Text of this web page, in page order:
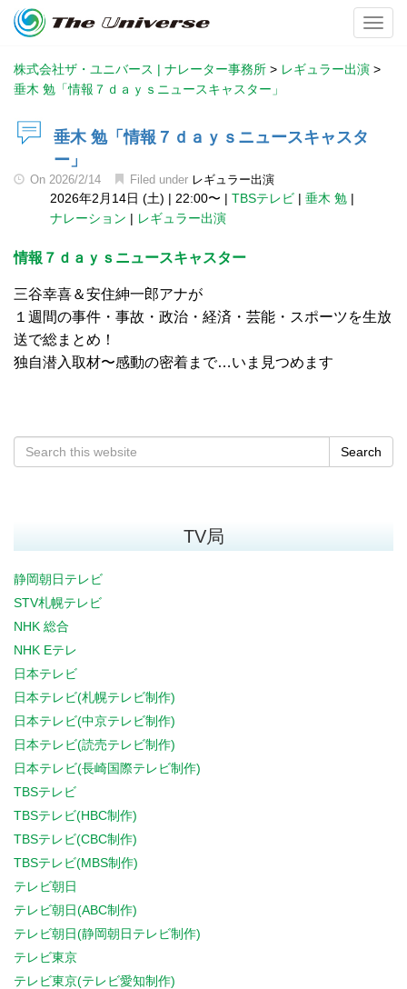
株式会社ザ・ユニバース | ナレーター事務所 > レギュラー出演 >
垂木 勉「情報７ｄａｙｓニュースキャスター」
垂木 勉「情報７ｄａｙｓニュースキャスタ
ー」
On 2026/2/14 Filed under レギュラー出演
2026年2月14日 (土) | 22:00〜 | TBSテレビ | 垂木 勉 |
ナレーション | レギュラー出演
情報７ｄａｙｓニュースキャスター
三谷幸喜＆安住紳一郎アナが
１週間の事件・事故・政治・経済・芸能・スポーツを生放
送で総まとめ！
独自潜入取材〜感動の密着まで…いま見つめます
Search
TV局
静岡朝日テレビ
STV札幌テレビ
NHK 総合
NHK Eテレ
日本テレビ
日本テレビ(札幌テレビ制作)
日本テレビ(中京テレビ制作)
日本テレビ(読売テレビ制作)
日本テレビ(長崎国際テレビ制作)
TBSテレビ
TBSテレビ(HBC制作)
TBSテレビ(CBC制作)
TBSテレビ(MBS制作)
テレビ朝日
テレビ朝日(ABC制作)
テレビ朝日(静岡朝日テレビ制作)
テレビ東京
テレビ東京(テレビ愛知制作)